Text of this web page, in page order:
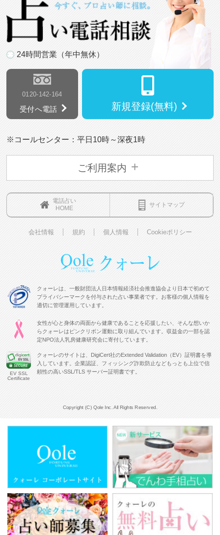
24時間営業（年中無休）
0120-142-164
受付へ電話 新規登録(無料)
※コールセンター：平日10時～深夜1時
ご利用案内
電話占い
HOME
サイトマップ
会社情報 規約 個人情報 Cookieポリシー
クォーレは、一般財団法人日本情報経済社会推進協会より日本で初めて
プライバシーマークを付与された占い事業者です。お客様の個人情報を
適切に管理運用しています。
女性が心と身体の両面から健康であることを応援したい、そんな想いか
らクォーレはピンクリボン運動に取り組んでいます。収益金の一部を認
定NPO法人乳房健康研究会に寄付しています。
EV SSL
Certificate
クォーレのサイトは、DigiCert社のExtended Validation（EV）証明書を導
入しています。企業認証、フィッシング詐欺防止などもっとも上位で信
頼性の高いSSL/TLS サーバー証明書です。
Copyright (C) Qole Inc. All Rights Reserved.